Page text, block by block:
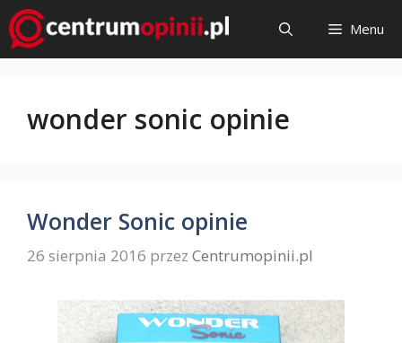
Przejdź
do
treści
Menu
wonder sonic opinie
Wonder Sonic opinie
26 sierpnia 2016 przez Centrumopinii.pl